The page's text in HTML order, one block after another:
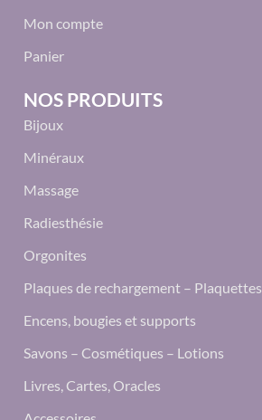
Mon compte
Panier
NOS PRODUITS
Bijoux
Minéraux
Massage
Radiesthésie
Orgonites
Plaques de rechargement – Plaquettes
Encens, bougies et supports
Savons – Cosmétiques – Lotions
Livres, Cartes, Oracles